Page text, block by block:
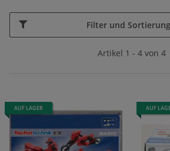
Filter und Sortierung
Artikel 1 - 4 von 4
AUF LAGER AUF